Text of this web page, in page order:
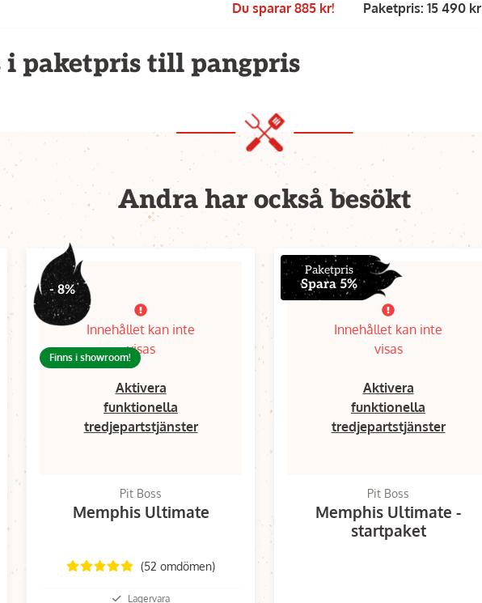
Du sparar 885 kr! Paketpris: 15 490 kr
i paketpris till pangpris
Andra har också besökt
- 8%
Finns i showroom!
Innehållet kan inte
visas
Aktivera
funktionella
tredjepartstjänster
Pit Boss
Memphis Ultimate
(52 omdömen)
Lagervara
Paketpris
Spara 5%
Innehållet kan inte
visas
Aktivera
funktionella
tredjepartstjänster
Pit Boss
Memphis Ultimate -
startpaket